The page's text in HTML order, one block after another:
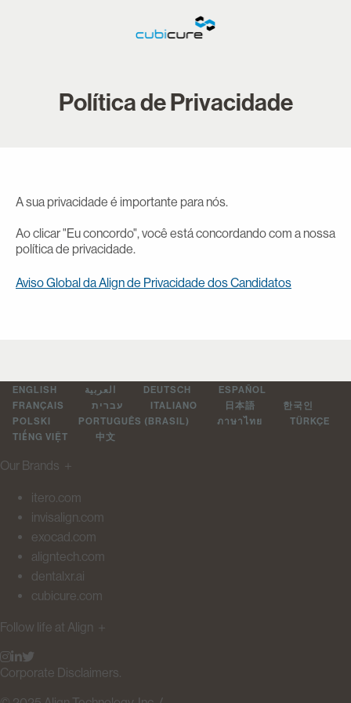
Política de Privacidade
A sua privacidade é importante para nós.
Ao clicar "Eu concordo", você está concordando com a nossa
política de privacidade.
Aviso Global da Align de Privacidade dos Candidatos
ENGLISH العربية DEUTSCH
ESPAÑOL
FRANÇAIS
עברית ITALIANO 日本語
한국인
POLSKI
PORTUGUÊS (BRASIL) ภาษาไทย
TÜRKÇE
TIẾNG VIỆT
中文
Our Brands ＋
itero.com
invisalign.com
exocad.com
aligntech.com
dentalxr.ai
cubicure.com
Follow life at Align ＋
Corporate Disclaimers.